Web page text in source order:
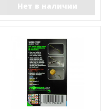
Нет в наличии